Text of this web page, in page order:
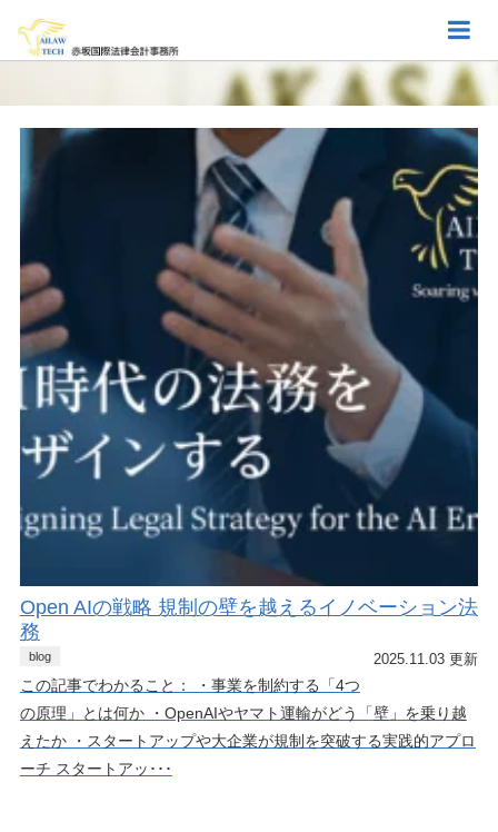
Open AIの戦略 規制の壁を越えるイノベーション法
務
blog 2025.11.03 更新
この記事でわかること： ・事業を制約する「4つ
の原理」とは何か ・OpenAIやヤマト運輸がどう「壁」を乗り越
えたか ・スタートアップや大企業が規制を突破する実践的アプロ
ーチ スタートアッ･･･